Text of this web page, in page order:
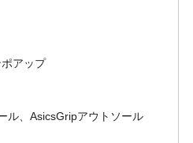
アップ
ル、AsicsGripアウトソール